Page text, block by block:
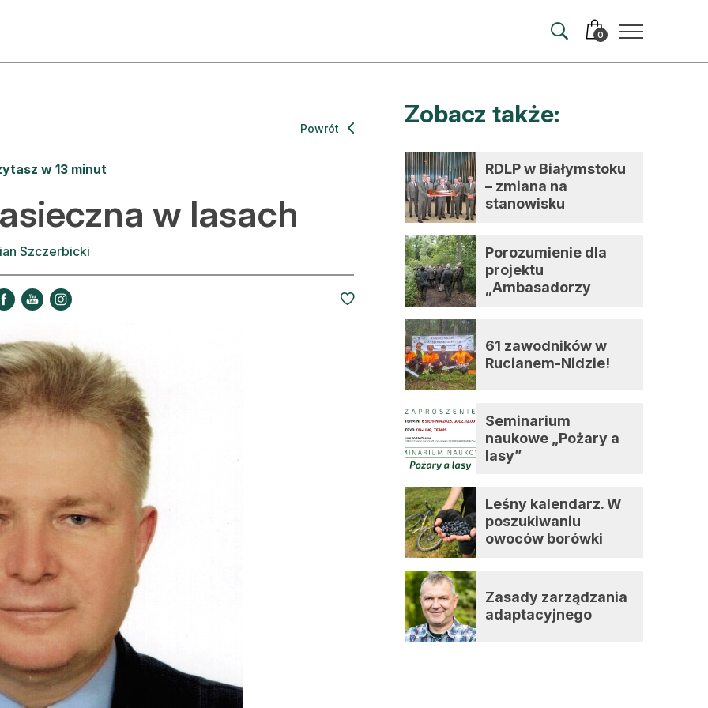
0
eksperta
do lasu
drwala
prywatne
Prenumerata
Zostań autorem
Powrót
w 13 minut
w lasach
Szczerbicki
Zobacz także:
RDLP w Białymstoku
– zmiana na
stanowisku
Porozumienie dla
projektu
„Ambasadorzy
61 zawodników w
Rucianem-Nidzie!
Seminarium
naukowe „Pożary a
lasy”
Leśny kalendarz. W
poszukiwaniu
owoców borówki
Zasady zarządzania
adaptacyjnego